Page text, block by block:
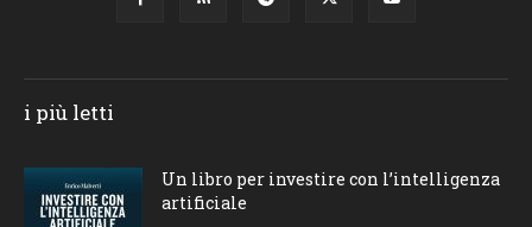
i più letti
Un libro per investire con l’intelligenza
artificiale